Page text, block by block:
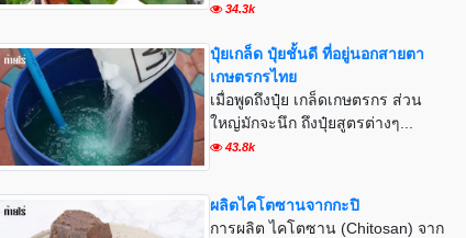
34.3k
ปุ๋ยเกล็ด ปุ๋ยชั้นดี ที่อยู่นอกสายตา
เกษตรกรไทย
เมื่อพูดถึงปุ๋ย เกล็ดเกษตรกร ส่วน
ใหญ่มักจะนึก ถึงปุ๋ยสูตรต่างๆ...
43.8k
ผลิตไคโตซานจากกะปิ
การผลิต ไคโตซาน (Chitosan) จาก